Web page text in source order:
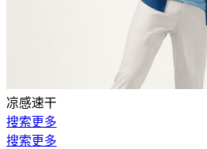
凉感速干
搜索更多
搜索更多